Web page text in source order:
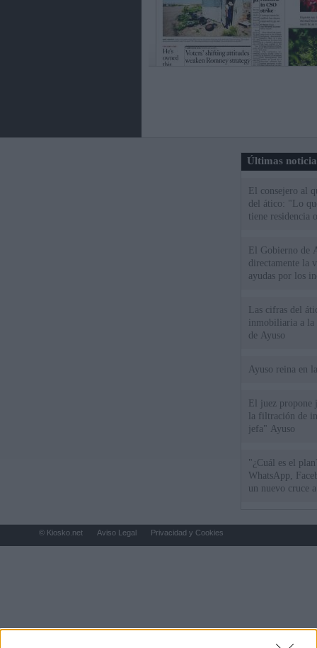
Últimas
El consejero al
del ático: "Lo
tiene residencia
El Gobierno de
directamente la
ayudas por los
Las cifras del
inmobiliaria a la
de Ayuso
Ayuso reina en
El juez propone
la filtración de
jefa" Ayuso
"¿Cuál es el
WhatsApp,
un nuevo cruce
© Kiosko.net Aviso Legal Privacidad y Cookies